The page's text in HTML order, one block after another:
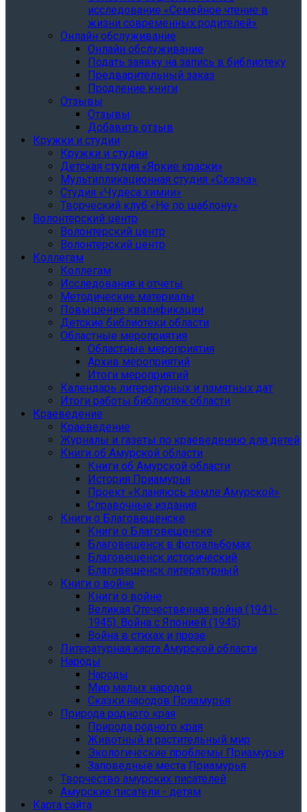
исследование «Семейное чтение в
жизни современных родителей»
Онлайн обслуживание
Онлайн обслуживание
Подать заявку на запись в библиотеку
Предварительный заказ
Продление книги
Отзывы
Отзывы
Добавить отзыв
Кружки и студии
Кружки и студии
Детская студия «Яркие краски»
Мультипликационная студия «Сказка»
Студия «Чудеса химии»
Творческий клуб «Не по шаблону»
Волонтерский центр
Волонтерский центр
Волонтерский центр
Коллегам
Коллегам
Исследования и отчеты
Методические материалы
Повышение квалификации
Детские библиотеки области
Областные мероприятия
Областные мероприятия
Архив мероприятий
Итоги мероприятий
Календарь литературных и памятных дат
Итоги работы библиотек области
Краеведение
Краеведение
Журналы и газеты по краеведению для детей
Книги об Амурской области
Книги об Амурской области
История Приамурья
Проект «Кланяюсь земле Амурской»
Справочные издания
Книги о Благовещенске
Книги о Благовещенске
Благовещенск в фотоальбомах
Благовещенск исторический
Благовещенск литературный
Книги о войне
Книги о войне
Великая Отечественная война (1941-
1945). Война с Японией (1945)
Война в стихах и прозе
Литературная карта Амурской области
Народы
Народы
Мир малых народов
Сказки народов Приамурья
Природа родного края
Природа родного края
Животный и растительный мир
Экологические проблемы Приамурья
Заповедные места Приамурья
Творчество амурских писателей
Амурские писатели - детям
Карта сайта